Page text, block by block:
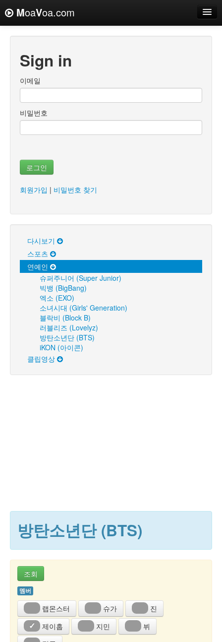
MoaVoa.com
Sign in
이메일
비밀번호
로그인
회원가입 | 비밀번호 찾기
다시보기
스포츠
연예인
슈퍼주니어 (Super Junior)
빅뱅 (BigBang)
엑소 (EXO)
소녀시대 (Girls' Generation)
블락비 (Block B)
러블리즈 (Lovelyz)
방탄소년단 (BTS)
iKON (아이콘)
클립영상
방탄소년단 (BTS)
조회
멤버
랩몬스터 슈가 진
✓ 제이홉 지민
뷔